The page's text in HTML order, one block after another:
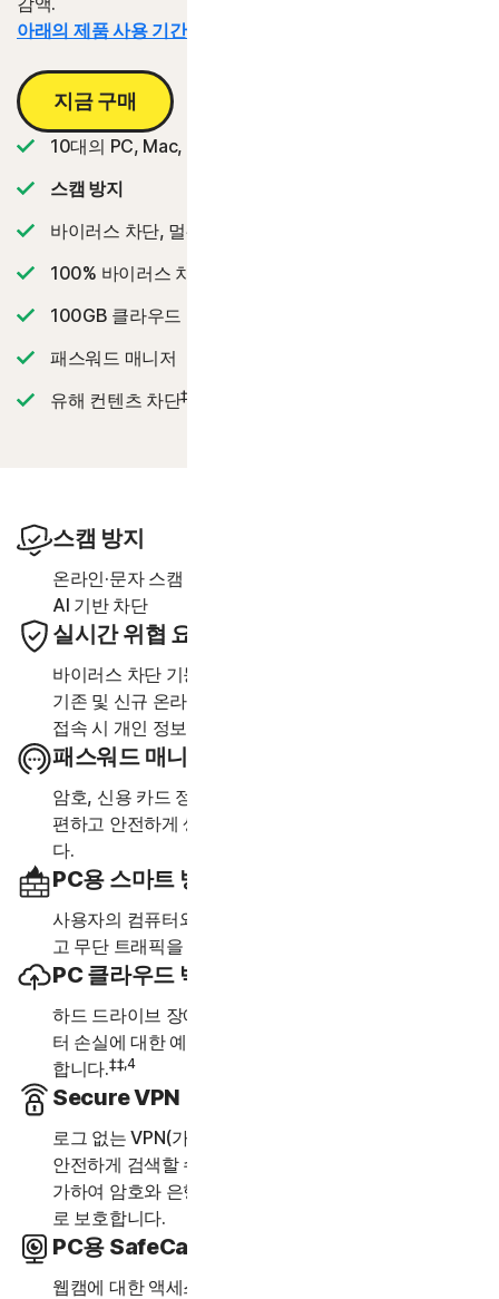
아래의 제품 사용 기간 정보를 참조하십시오.*
지금 구매
10대의 PC, Mac, 태플릿 또는 휴대폰
스캠 방지
바이러스 차단, 멀웨어, 랜섬웨어 및 해킹으로부터 보호
100% 바이러스 차단 보증
100GB 클라우드 백업
패스워드 매니저
유해 컨텐츠 차단‡
스캠 방지
온라인·문자 스캠 또는 딥페이크
AI 기반 차단
실시간 위협 요소 차단
바이러스 차단 기능이 탑재된 고급 보안 기능은 장치를
기존 및 신규 온라인 위협 요소로부터 보호하며 온라인
접속 시 개인 정보와 금융 정보를 보호합니다.
패스워드 매니저
암호, 신용 카드 정보 및 기타 인증 정보를 온라인으로 간
편하고 안전하게 생성, 저장 및 관리할 수 있는 도구입니
다.
PC용 스마트 방화벽 또는 Mac용 방화벽
사용자의 컴퓨터와 다른 컴퓨터 간의 통신을 모니터링하
고 무단 트래픽을 차단합니다.
PC 클라우드 백업
하드 드라이브 장애, 장치 도난 및 랜섬웨어로 인한 데이
터 손실에 대한 예방 조치로 중요한 파일 및 문서를 저장
합니다.‡‡,4
Secure VPN
로그 없는 VPN(가상 사설망)을 사용하여 익명으로 보다
안전하게 검색할 수 있습니다. 은행 수준의 암호화를 추
가하여 암호와 은행 계좌 등의 정보를 안전하게 비공개
로 보호합니다.
PC용 SafeCam
웹캠에 대한 액세스 시도가 있는 경우 알림을 제공하여